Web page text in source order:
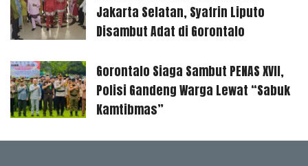
Jakarta Selatan, Syafrin Liputo
Disambut Adat di Gorontalo
Gorontalo Siaga Sambut PENAS XVII,
Polisi Gandeng Warga Lewat “Sabuk
Kamtibmas”